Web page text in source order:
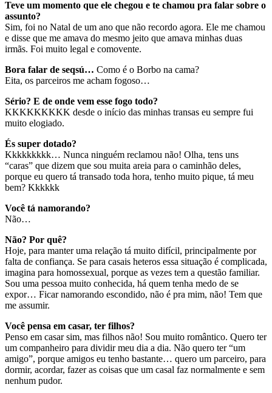
Teve um momento que ele chegou e te chamou pra falar sobre o
assunto?
Sim, foi no Natal de um ano que não recordo agora. Ele me chamou
e disse que me amava do mesmo jeito que amava minhas duas
irmãs. Foi muito legal e comovente.
Bora falar de seqsú… Como é o Borbo na cama?
Eita, os parceiros me acham fogoso…
Sério? E de onde vem esse fogo todo?
KKKKKKKKK desde o início das minhas transas eu sempre fui
muito elogiado.
És super dotado?
Kkkkkkkkk… Nunca ninguém reclamou não! Olha, tens uns
“caras” que dizem que sou muita areia para o caminhão deles,
porque eu quero tá transado toda hora, tenho muito pique, tá meu
bem? Kkkkkk
Você tá namorando?
Não…
Não? Por quê?
Hoje, para manter uma relação tá muito difícil, principalmente por
falta de confiança. Se para casais heteros essa situação é complicada,
imagina para homossexual, porque as vezes tem a questão familiar.
Sou uma pessoa muito conhecida, há quem tenha medo de se
expor… Ficar namorando escondido, não é pra mim, não! Tem que
me assumir.
Você pensa em casar, ter filhos?
Penso em casar sim, mas filhos não! Sou muito romântico. Quero ter
um companheiro para dividir meu dia a dia. Não quero ter “um
amigo”, porque amigos eu tenho bastante… quero um parceiro, para
dormir, acordar, fazer as coisas que um casal faz normalmente e sem
nenhum pudor.